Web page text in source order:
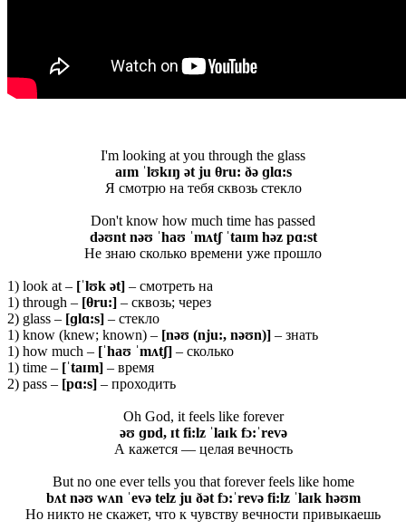
I'm looking at you through the glass
aɪm ˈlʊkɪŋ ət ju θru: ðə ɡlɑ:s
Я смотрю на тебя сквозь стекло
Don't know how much time has passed
dəʊnt nəʊ ˈhaʊ ˈmʌtʃ ˈtaɪm həz pɑ:st
Не знаю сколько времени уже прошло
1) look at – [ˈlʊk ət] – смотреть на
1) through – [θru:] – сквозь; через
2) glass – [ɡlɑ:s] – стекло
1) know (knew; known) – [nəʊ (nju:, nəʊn)] – знать
1) how much – [ˈhaʊ ˈmʌtʃ] – сколько
1) time – [ˈtaɪm] – время
2) pass – [pɑ:s] – проходить
Oh God, it feels like forever
əʊ ɡɒd, ɪt fi:lz ˈlaɪk fɔ:ˈrevə
А кажется — целая вечность
But no one ever tells you that forever feels like home
bʌt nəʊ wʌn ˈevə telz ju ðət fɔ:ˈrevə fi:lz ˈlaɪk həʊm
Но никто не скажет, что к чувству вечности привыкаешь